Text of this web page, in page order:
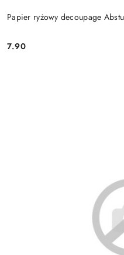
Papier ryżowy decoupage
Cena:
7.90